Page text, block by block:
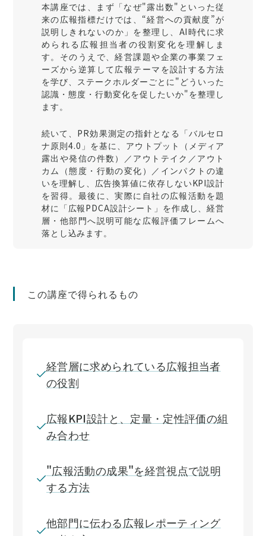
本講座では、まず「なぜ"露出数"といった従
来の広報指標だけでは、“経営への貢献度”が
説明しきれないのか」を整理し、AI時代に求
められる広報担当者の役割変化を理解しま
す。そのうえで、経営課題や企業の事業フェ
ーズから逆算して広報テーマを設計する方法
を学び、ステークホルダーごとに"どういった
認識・態度・行動変化を促したいか"を整理し
ます。
続いて、PR効果測定の指針となる「バルセロ
ナ原則4.0」を基に、アウトプット（メディア
露出や発信の件数）／アウトテイク／アウト
カム（態度・行動の変化）／インパクトの違
いを理解し、広告換算値に依存しないKPI設計
を習得。最後に、実際に自社の広報活動を題
材に「広報PDCA設計シート」を作成し、経営
層・他部門へ説明可能な広報評価フレームへ
落とし込みます。
この講座で得られるもの
経営層に求められている広報担当者
の役割
広報KPI設計と、定量・定性評価の組
み合わせ
"広報活動の成果"を経営視点で説明
する方法
他部門に伝わる広報レポーティング